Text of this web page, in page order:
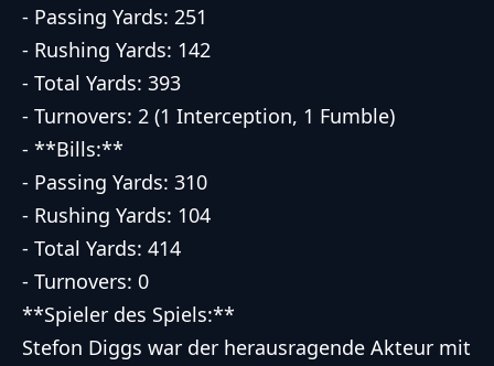
- Passing Yards: 251
- Rushing Yards: 142
- Total Yards: 393
- Turnovers: 2 (1 Interception, 1 Fumble)
- **Bills:**
- Passing Yards: 310
- Rushing Yards: 104
- Total Yards: 414
- Turnovers: 0
**Spieler des Spiels:**
Stefon Diggs war der herausragende Akteur mit